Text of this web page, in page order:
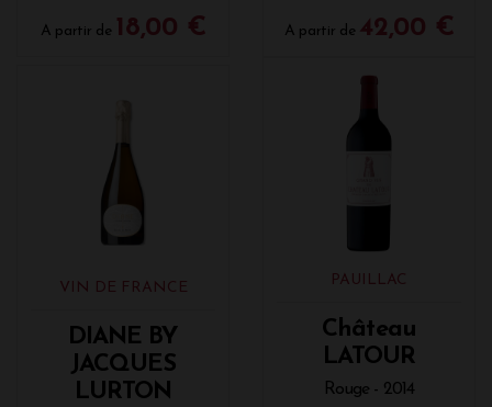
A partir de 18,00 € A partir de 42,00 €
VIN DE FRANCE
DIANE BY
JACQUES
LURTON
PAUILLAC
Château
LATOUR
Rouge - 2014